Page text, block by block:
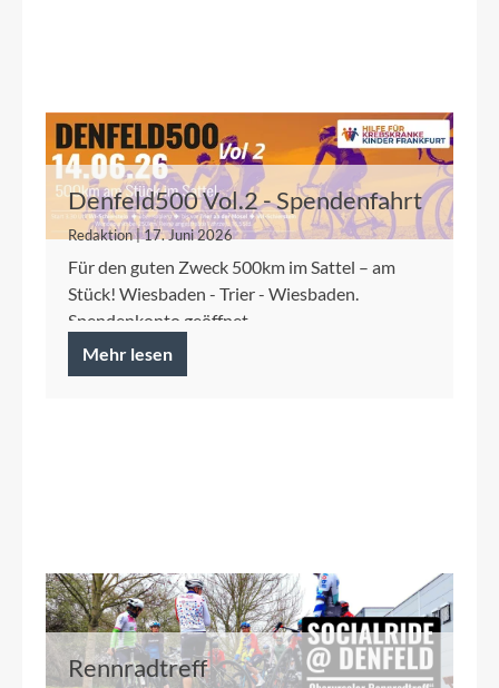
Denfeld500 Vol.2 - Spendenfahrt
2026 für die Kinderkrebshilfe
Redaktion | 17. Juni 2026
Für den guten Zweck 500km im Sattel – am
Stück! Wiesbaden - Trier - Wiesbaden.
Spendenkonto geöffnet.
Mehr lesen
Rennradtreff